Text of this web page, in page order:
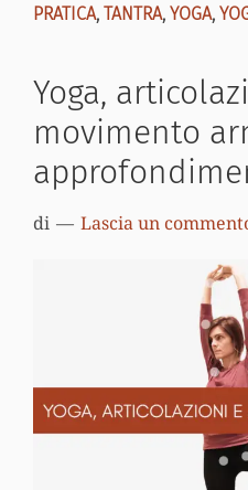
PRATICA, TANTRA, YOGA,
Yoga,
movimento
di Lascia un